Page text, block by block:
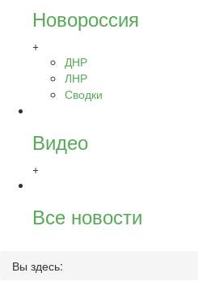
Новороссия
+
ДНР
ЛНР
Сводки
Видео
+
Все новости
Вы здесь: